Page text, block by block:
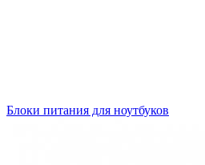
Блоки питания для ноутбуков